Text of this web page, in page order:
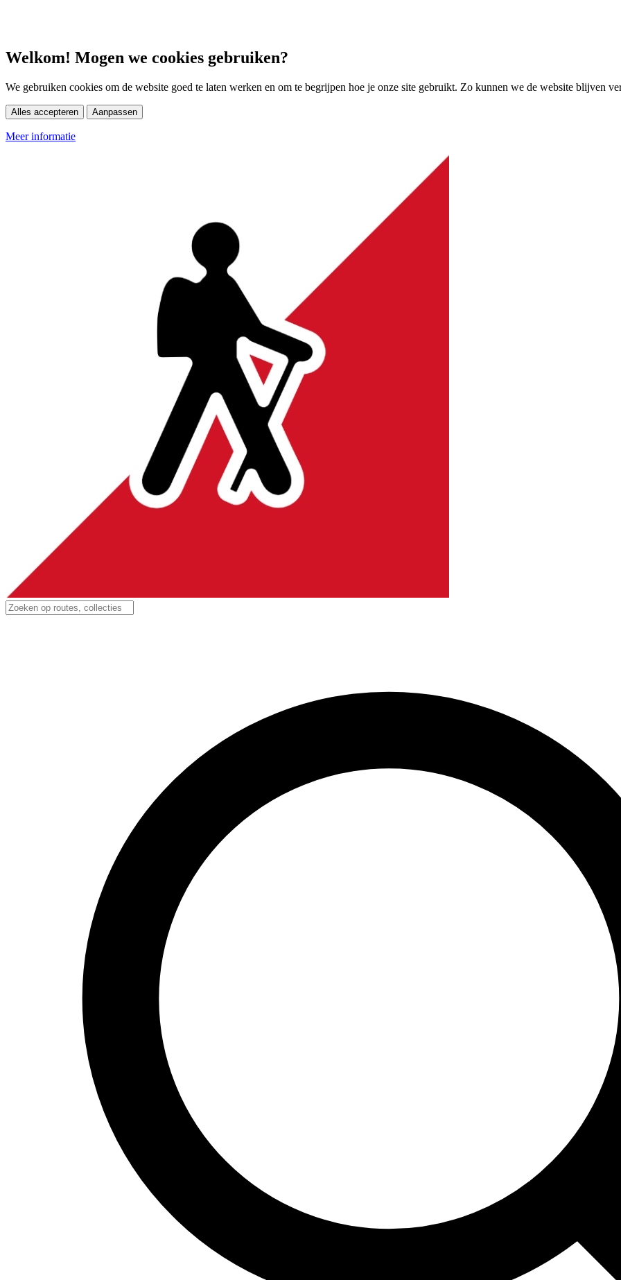
Welkom! Mogen we cookies gebruiken?
We gebruiken cookies om de website goed te laten werken en om te begrijpen hoe je onze site gebruikt. Zo kunnen we de website blijven
Alles accepteren Aanpassen
Meer informatie